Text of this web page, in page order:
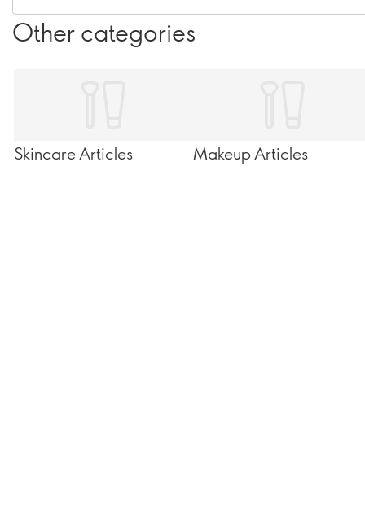
importante em todas as idades e como se pode
certificar de que você - e aqueles de quem gosta - estão
a receber o suficiente.
Other categories
Skincare Articles Makeup Articles